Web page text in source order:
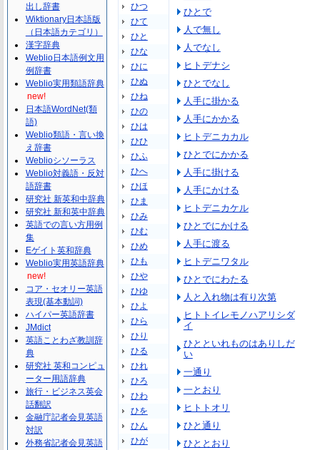
ひつ
ひて
ひと
ひな
ひに
ひぬ
ひね
ひの
ひは
ひひ
ひふ
ひへ
ひほ
ひま
ひみ
ひむ
ひめ
ひも
ひや
ひゆ
ひよ
ひら
ひり
ひる
ひれ
ひろ
ひわ
ひを
ひん
ひが
ひとで
人で無し
人でなし
ヒトデナシ
ひとでなし
人手に掛かる
人手にかかる
ヒトデニカカル
ひとでにかかる
人手に掛ける
人手にかける
ヒトデニカケル
ひとでにかける
人手に渡る
ヒトデニワタル
ひとでにわたる
人と入れ物は有り次第
ヒトトイレモノハアリシダ
イ
ひとといれものはありしだ
い
一通り
一とおり
ヒトトオリ
ひと通り
ひととおり
出し辞書
Wiktionary日本語版
（日本語カテゴリ）
漢字辞典
Weblio日本語例文用
例辞書
Weblio実用類語辞典
new!
日本語WordNet(類
語)
Weblio類語・言い換
え辞書
Weblioシソーラス
Weblio対義語・反対
語辞書
研究社 新英和中辞典
研究社 新和英中辞典
英語での言い方用例
集
Eゲイト英和辞典
Weblio実用英語辞典
new!
コア・セオリー英語
表現(基本動詞)
ハイパー英語辞書
JMdict
英語ことわざ教訓辞
典
研究社 英和コンピュ
ーター用語辞典
旅行・ビジネス英会
話翻訳
金融庁記者会見英語
対訳
外務省記者会見英語